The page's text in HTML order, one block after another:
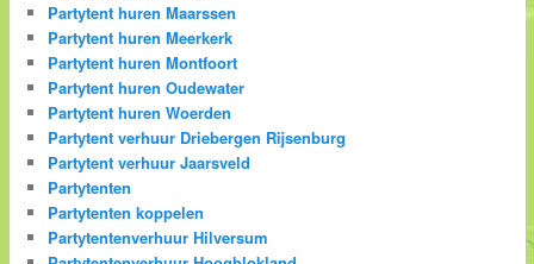
Partytent huren Maarssen
Partytent huren Meerkerk
Partytent huren Montfoort
Partytent huren Oudewater
Partytent huren Woerden
Partytent verhuur Driebergen Rijsenburg
Partytent verhuur Jaarsveld
Partytenten
Partytenten koppelen
Partytentenverhuur Hilversum